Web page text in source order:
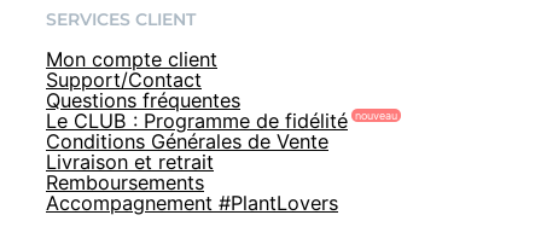
SERVICES CLIENT
Mon compte client
Support/Contact
Questions fréquentes
Le CLUB : Programme de fidélité
Conditions Générales de Vente
Livraison et retrait
Remboursements
Accompagnement #PlantLovers